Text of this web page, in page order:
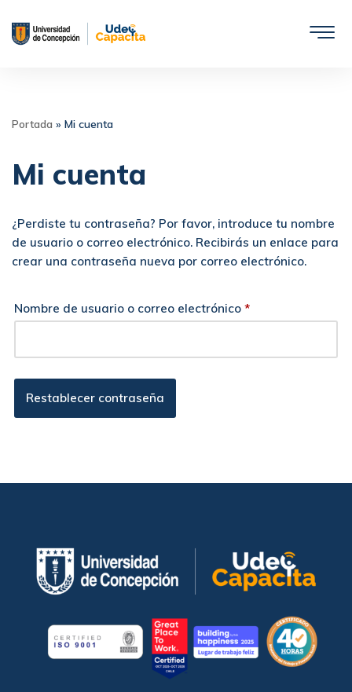
Saltar
Portada » Mi cuenta
Mi cuenta
¿Perdiste tu contraseña? Por favor, introduce tu nombre
de usuario o correo electrónico. Recibirás un enlace para
crear una contraseña nueva por correo electrónico.
Nombre de usuario o correo electrónico *
Restablecer contraseña